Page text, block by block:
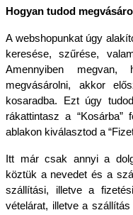
Hogyan tudod
A webshopunkat úgy
keresése, szűrése,
Amennyiben megvan,
megvásárolni, akkor
kosaradba. Ezt úgy
rákattintasz a
ablakon kiválasztod a
Itt már csak annyi a
köztük a nevedet és a
szállítási, illetve a
vételárat, illetve a